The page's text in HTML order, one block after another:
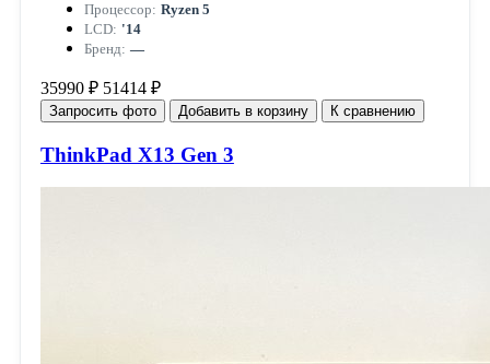
Процессор: Ryzen 5
LCD: '14
Бренд: —
35990 ₽ 51414 ₽
Запросить фото Добавить в корзину К сравнению
ThinkPad X13 Gen 3